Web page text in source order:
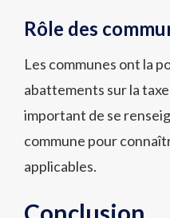
Rôle des
Les communes ont la
abattements sur la
important de se
commune pour
applicables.